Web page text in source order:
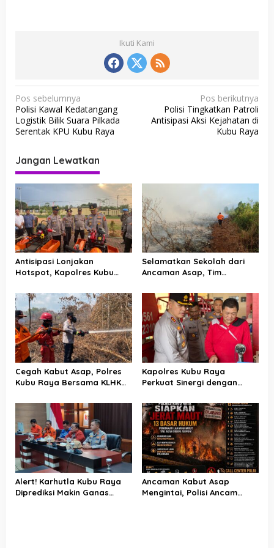
Ikuti Kami
N
a
v
g
a
s
i
p
o
s
Pos sebelumnya
Polisi Kawal Kedatangang
Logistik Bilik Suara Pilkada
Serentak KPU Kubu Raya
Pos berikutnya
Polisi Tingkatkan Patroli
Antisipasi Aksi Kejahatan di
Kubu Raya
Jangan Lewatkan
Antisipasi Lonjakan
Hotspot, Kapolres Kubu
Pemadam Karhutla
Selamatkan Sekolah dari
Ancaman Asap, Tim
Karhutla di Limbung Kubu
Raya
Cegah Kabut Asap, Polres
Kubu Raya Bersama KLHK
Titik Rawan Karhutla
Kapolres Kubu Raya
Perkuat Sinergi dengan
Ancaman Karhutla
Alert! Karhutla Kubu Raya
Diprediksi Makin Ganas
Ancaman Kabut Asap
Mengintai, Polisi Ancam